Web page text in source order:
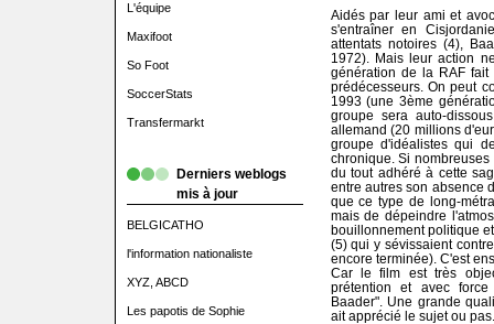
L'équipe
Maxifoot
So Foot
SoccerStats
Transfermarkt
Derniers weblogs
mis à jour
BELGICATHO
l'information nationaliste
XYZ, ABCD
Les papotis de Sophie
Aidés par leur ami et
s'entraîner en
attentats notoires (4),
1972). Mais leur action
génération de la RAF
prédécesseurs. On peut
1993 (une 3ème
groupe sera auto-
allemand (20 millions
groupe d'idéalistes qui
chronique. Si
du tout adhéré à cette
entre autres son absence
que ce type de long-
mais de dépeindre
bouillonnement politique
(5) qui y sévissaient
encore terminée). C'est
Car le film est très
prétention et avec
Baader". Une grande
ait apprécié le sujet ou pas.